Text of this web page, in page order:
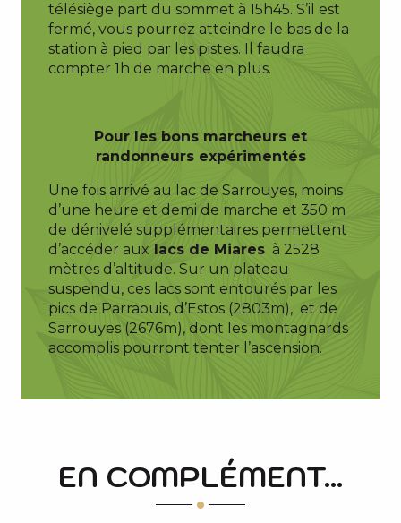
télésiège part du sommet à 15h45. S’il est
fermé, vous pourrez atteindre le bas de la
station à pied par les pistes. Il faudra
compter 1h de marche en plus.
Pour les bons marcheurs et
randonneurs expérimentés
Une fois arrivé au lac de Sarrouyes, moins
d’une heure et demi de marche et 350 m
de dénivelé supplémentaires permettent
d’accéder aux lacs de Miares à 2528
mètres d’altitude. Sur un plateau
suspendu, ces lacs sont entourés par les
pics de Parraouis, d’Estos (2803m), et de
Sarrouyes (2676m), dont les montagnards
accomplis pourront tenter l’ascension.
EN COMPLÉMENT...